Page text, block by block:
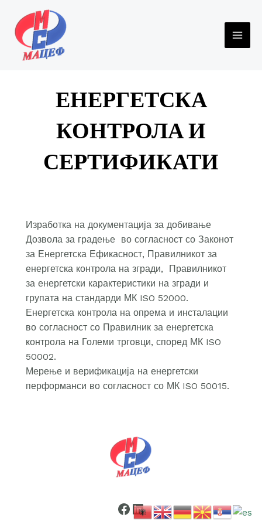
content
ЕНЕРГЕТСКА
КОНТРОЛА И
СЕРТИФИКАТИ
Изработка на документација за добивање
Дозвола за градење во согласност со Законот
за Енергетска Ефикасност, Правилникот за
енергетска контрола на згради, Правилникот
за енергетски карактеристики на згради и
групата на стандарди МК ISO 52000.
Енергетска контрола на опрема и инсталации
во согласност со Правилник за енергетска
контрола на Големи трговци, според МК ISO
50002.
Мерење и верификација на енергетски
перформанси во согласност со МК ISO 50015.
Facebook
LinkedIn